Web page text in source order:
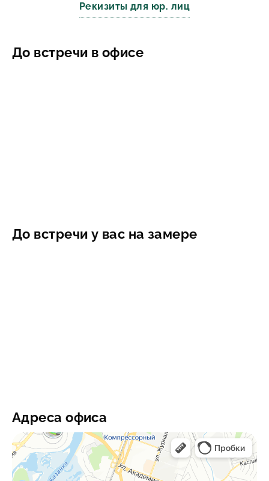
Рекизиты для юр. лиц
До встречи в офисе
До встречи у вас на замере
Адреса офиса